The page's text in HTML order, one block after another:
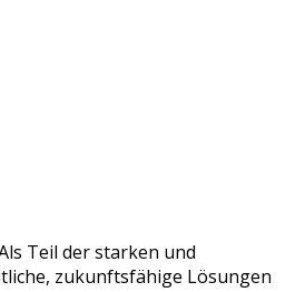
Teil der starken und
zukunftsfähige Lösungen